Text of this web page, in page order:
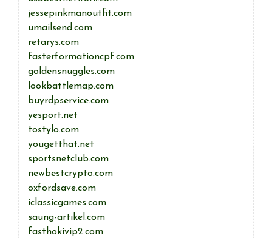
jessepinkmanoutfit.com
umailsend.com
retarys.com
fasterformationcpf.com
goldensnuggles.com
lookbattlemap.com
buyrdpservice.com
yesport.net
tostylo.com
yougetthat.net
sportsnetclub.com
newbestcrypto.com
oxfordsave.com
iclassicgames.com
saung-artikel.com
fasthokivip2.com